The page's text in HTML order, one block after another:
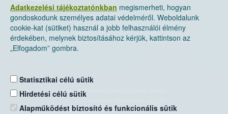
Adatkezelési tájékoztatónkban megismerheti, hogyan
gondoskodunk személyes adatai védelméről. Weboldalunk
cookie-kat (sütiket) használ a jobb felhasználói élmény
érdekében, melynek biztosításához kérjük, kattintson az
„Elfogadom” gombra.
Statisztikai célú sütik
Hirdetési célú sütik
Alapműködést biztosító és funkcionális sütik
Nemzeti Élelmiszerlánc-biztonsági Hivatal
Levelezési cím: 1525 Budapest. Pf. 30.